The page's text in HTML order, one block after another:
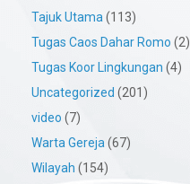
Tajuk Utama (113)
Tugas Caos Dahar Romo (2)
Tugas Koor Lingkungan (4)
Uncategorized (201)
video (7)
Warta Gereja (67)
Wilayah (154)